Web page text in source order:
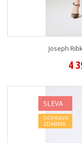
Joseph
4
SLEVA
DOPRAVA
ZDARMA